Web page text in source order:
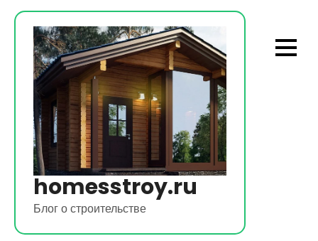
Перейти
содержимому
homesstroy.ru
Блог о строительстве